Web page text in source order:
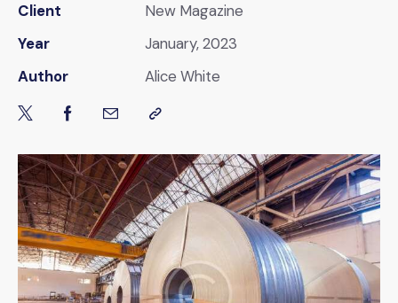
Client
New Magazine
Year
January, 2023
Author
Alice White